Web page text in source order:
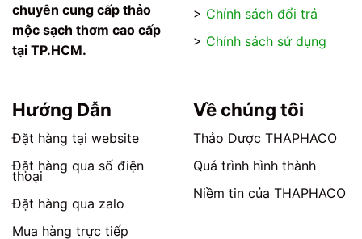
thể
được
chọn
phẩm
thể
chọn
phẩm
chuyên cung cấp thảo
mộc sạch thơm cao cấp
tại TP.HCM.
> Chính sách đổi trả
> Chính sách sử dụng
Hướng Dẫn
Đặt hàng tại website
Đặt hàng qua số điện
thoại
Đặt hàng qua zalo
Mua hàng trực tiếp
Về chúng tôi
Thảo Dược THAPHACO
Quá trình hình thành
Niềm tin của THAPHACO